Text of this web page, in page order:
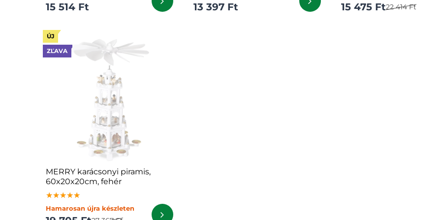
15 514 Ft 13 397 Ft 15 475 Ft22 414 Ft
ÚJ
ZĽAVA
MERRY karácsonyi piramis,
60x20x20cm, fehér
★★★★★
★★★★★
★★★★★
Hamarosan újra készleten